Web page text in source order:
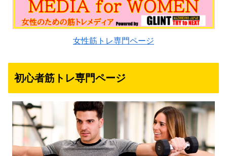
女性筋トレ専門ページ
初心者筋トレ専門ページ